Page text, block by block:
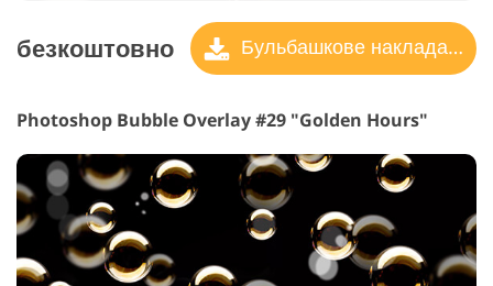
безкоштовно Бульбашкове накладання
Photoshop Bubble Overlay #29 "Golden Hours"